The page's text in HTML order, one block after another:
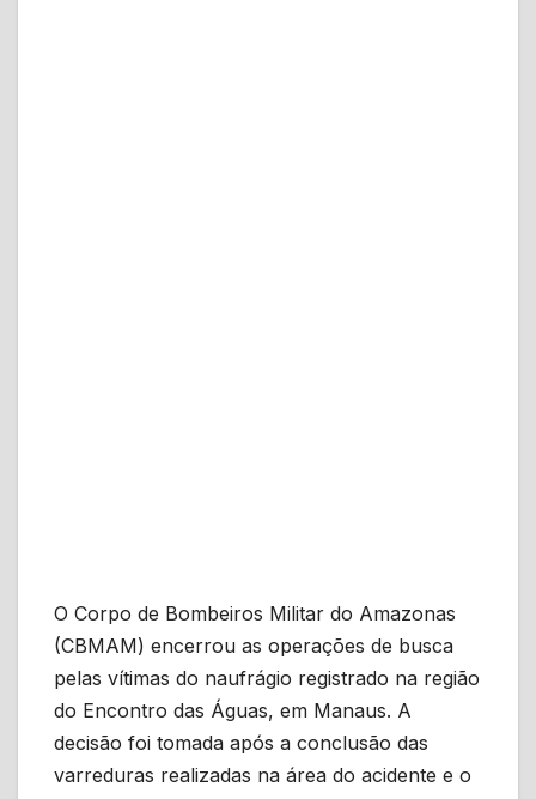
O Corpo de Bombeiros Militar do Amazonas
(CBMAM) encerrou as operações de busca
pelas vítimas do naufrágio registrado na região
do Encontro das Águas, em Manaus. A
decisão foi tomada após a conclusão das
varreduras realizadas na área do acidente e o